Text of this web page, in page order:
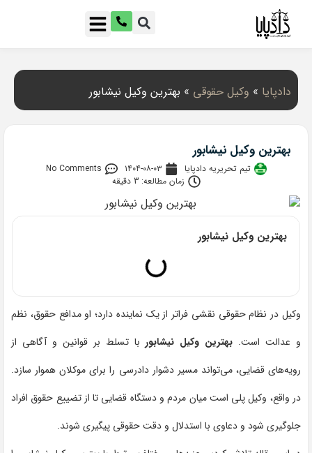
دادپایا » وکیل حقوقی » بهترین وکیل نیشابور
بهترین وکیل نیشابور
تیم تحریریه دادپایا ۱۴۰۴-۰۸-۰۳
No Comments
زمان مطالعه: 3 دقیقه
بهترین وکیل نیشابور
وکیل در نظام حقوقی نقشی فراتر از یک نماینده دارد؛ او مدافع حقوق، نظم
و عدالت است. بهترین وکیل نیشابور با تسلط بر قوانین و آگاهی از
رویه‌های قضایی، می‌تواند مسیر دشوار دادرسی را برای موکلان هموار سازد.
در واقع، وکیل پلی است میان مردم و دستگاه قضایی تا از تضییع حقوق افراد
جلوگیری شود و دعاوی با استدلال و دقت حقوقی پیگیری شوند.